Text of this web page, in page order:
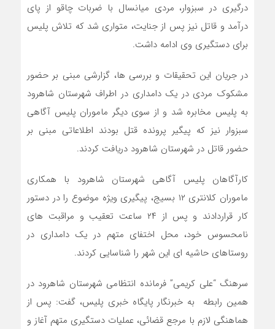
درگیری در سبزوار، مردی میانسال با ضربات چاقو از پای
درآمد و قاتل نیز پس از جنایت، متواری شد که تلاش پلیس
برای دستگیری وی ادامه داشت.
در جریان این تحقیقات و بررسی ها، گزارشی مبنی بر حضور
مشکوک مردی در یک دامداری در اطراف شهرستان شاهرود
به پلیس مخابره شد و از سوی دیگر ماموران پلیس آگاهی
سبزوار نیز که پیگیر پرونده قتل بودند اطلاعاتی مبنی بر
حضور قاتل در شهرستان شاهرود دریافت کردند.
کارآگاهان پلیس آگاهی شهرستان شاهرود با همکاری
ماموران کلانتری ۱۲ بسیج، پیگیری ویژه موضوع را در دستور
کار قراردادند و پس از ۲۴ ساعت تعقیب و مراقبت های
نامحسوس خود، محل اختفای متهم در یک دامداری در
روستاهای حاشیه ای این شهر را شناسایی کردند.
سرهنگ “علی کریمی” فرمانده انتظامی شهرستان شاهرود در
همین رابطه به خبرنگار پایگاه خبری پلیس، گفت: پس از
هماهنگی لازم با مرجع قضائی، عملیات دستگیری متهم آغاز و